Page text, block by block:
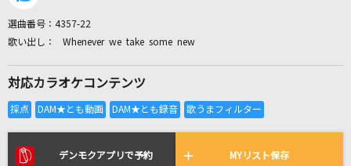
全国りれき
リアルタイムで歌われている曲の一覧
選曲番号： 4357-22
Whenever we take some new
対応カラオケコンテンツ
デンモクアプリで予約 MYリスト保存